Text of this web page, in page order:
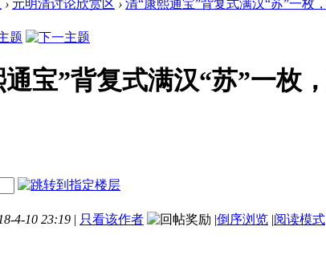
› 元明清讨论欣赏区 › 清“康熙通宝”背复式满汉“苏”一枚
宝”背复式满汉“苏”一枚
4-10 23:19 | 只看该作者 |倒序浏览 |阅读模式